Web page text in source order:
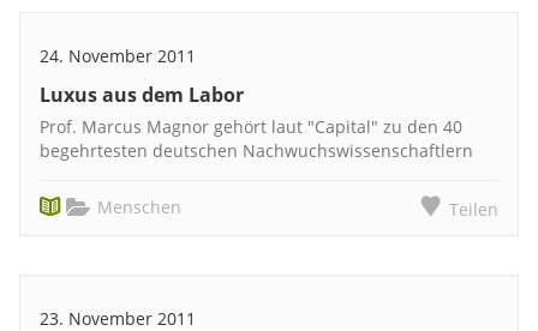
24. November 2011
Luxus aus dem Labor
Prof. Marcus Magnor gehört laut "Capital" zu den 40
begehrtesten deutschen Nachwuchswissenschaftlern
Menschen Teilen
23. November 2011